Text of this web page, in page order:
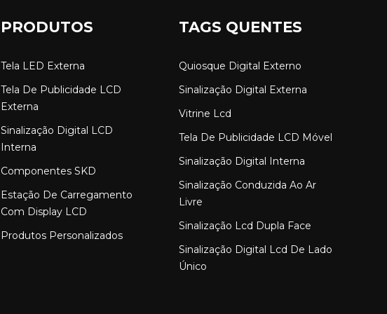
PRODUTOS
Tela LED Externa
Tela De Publicidade LCD
Externa
Sinalização Digital LCD
Interna
Componentes SKD
Estação De Carregamento
Com Display LCD
Produtos Personalizados
TAGS QUENTES
Quiosque Digital Externo
Sinalização Digital Externa
Vitrine Lcd
Tela De Publicidade LCD Móvel
Sinalização Digital Interna
Sinalização Conduzida Ao Ar
Livre
Sinalização Lcd Dupla Face
Sinalização Digital Lcd De Lado
Único